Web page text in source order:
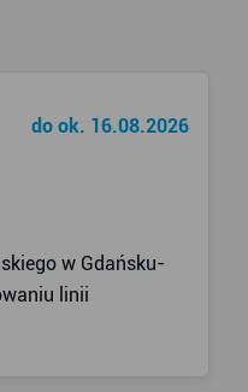
do ok. 16.08.2026
w Gdańsku-
linii